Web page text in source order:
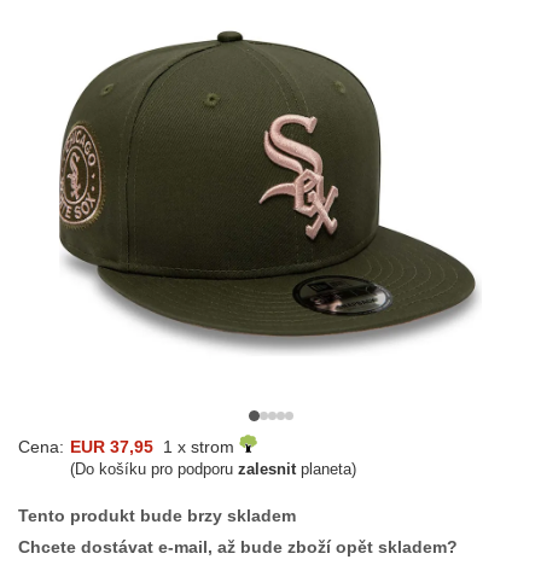
Cena: EUR 37,95 1 x strom
(Do košíku pro podporu zalesnitplaneta)
Tento produkt bude brzy skladem
Chcete dostávat e-mail, až bude zboží opět skladem?